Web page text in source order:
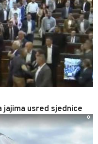
jajima usred sjednice
0